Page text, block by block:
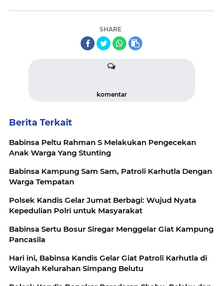
SHARE
komentar
Berita Terkait
Babinsa Peltu Rahman S Melakukan Pengecekan
Anak Warga Yang Stunting
Babinsa Kampung Sam Sam, Patroli Karhutla Dengan
Warga Tempatan
Polsek Kandis Gelar Jumat Berbagi: Wujud Nyata
Kepedulian Polri untuk Masyarakat
Babinsa Sertu Bosur Siregar Menggelar Giat Kampung
Pancasila
Hari ini, Babinsa Kandis Gelar Giat Patroli Karhutla di
Wilayah Kelurahan Simpang Belutu